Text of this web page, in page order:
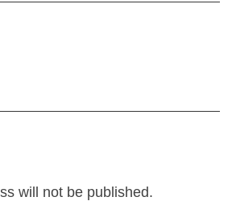
will not be published.